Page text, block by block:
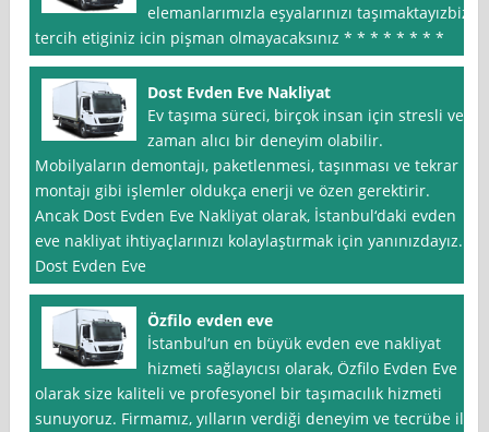
elemanlarımızla eşyalarınızı taşımaktayızbizi
tercih etiginiz icin pişman olmayacaksınız * * * * * * * *
Dost Evden Eve Nakliyat
Ev taşıma süreci, birçok insan için stresli ve
zaman alıcı bir deneyim olabilir.
Mobilyaların demontajı, paketlenmesi, taşınması ve tekrar
montajı gibi işlemler oldukça enerji ve özen gerektirir.
Ancak Dost Evden Eve Nakliyat olarak, İstanbul‘daki evden
eve nakliyat ihtiyaçlarınızı kolaylaştırmak için yanınızdayız.
Dost Evden Eve
Özfilo evden eve
İstanbul‘un en büyük evden eve nakliyat
hizmeti sağlayıcısı olarak, Özfilo Evden Eve
olarak size kaliteli ve profesyonel bir taşımacılık hizmeti
sunuyoruz. Firmamız, yılların verdiği deneyim ve tecrübe ile